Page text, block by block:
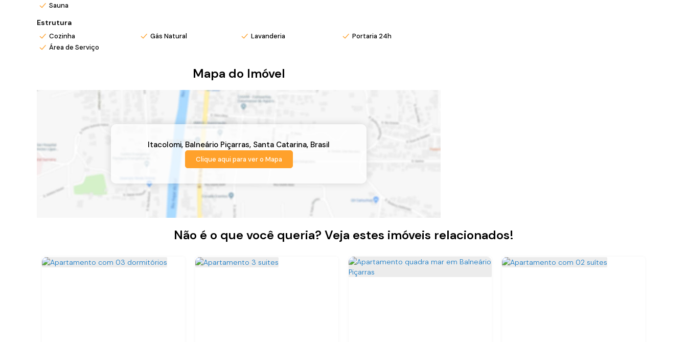
Sauna
Estrutura
Cozinha Gás Natural Lavanderia
Portaria 24h
Área de Serviço
Mapa do Imóvel
Itacolomi, Balneário Piçarras, Santa Catarina, Brasil
Clique aqui para ver o Mapa
Não é o que você queria? Veja estes imóveis relacionados!